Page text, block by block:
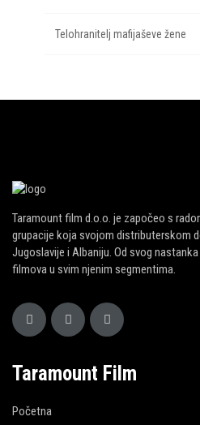
Telohranitelj mafijaševe žene
Taramount film d.o.o. je započeo s
grupacije koja svojom distributerskom
Jugoslavije i Albaniju. Od svog
filmova u svim njenim segmentima.
Taramount Film
Početna